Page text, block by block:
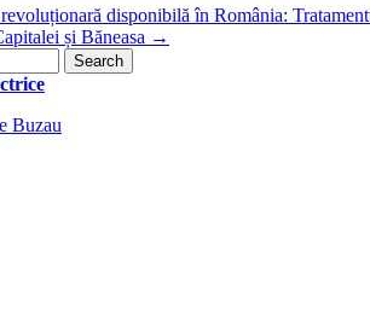
disponibilă în România:
și Băneasa →
Buzau